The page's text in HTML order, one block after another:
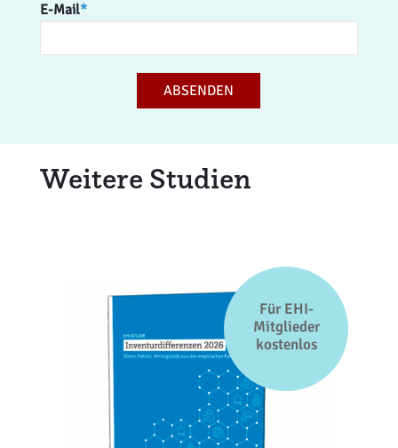
E-Mail*
ABSENDEN
Weitere Studien
Für EHI-
Mitglieder
kostenlos